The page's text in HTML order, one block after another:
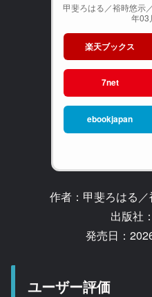
甲斐ろはる／裕時悠示
年03
楽天ブックス
7net
ebookjapan
作者：甲斐ろはる
出版社
発売日：
ユーザー評価